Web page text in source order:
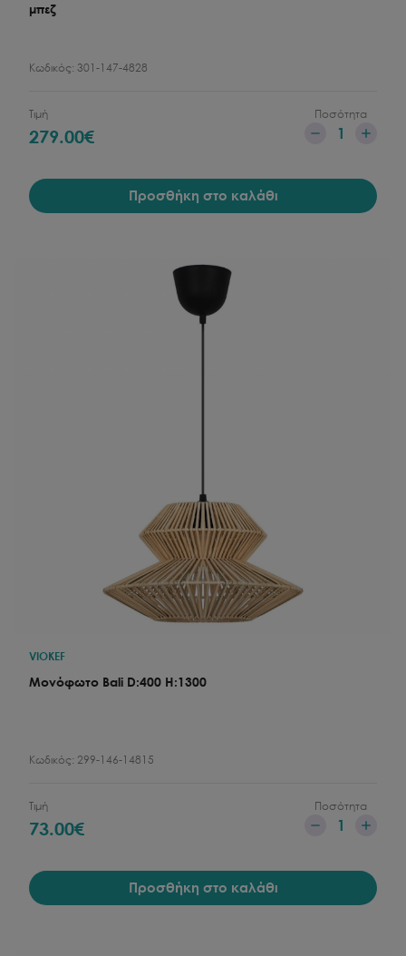
μπεζ
Κωδικός: 301-147-4828
Τιμή
279.00€
Ποσότητα
1
Προσθήκη στο καλάθι
VIOKEF
Μονόφωτο Bali D:400 H:1300
Κωδικός: 299-146-14815
Τιμή
73.00€
Ποσότητα
1
Προσθήκη στο καλάθι